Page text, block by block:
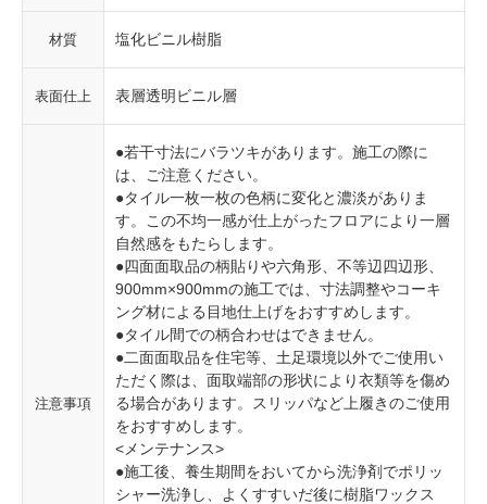
材質 塩化ビニル樹脂
表面仕上 表層透明ビニル層
注意事項
●若干寸法にバラツキがあります。施工の際に
は、ご注意ください。
●タイル一枚一枚の色柄に変化と濃淡がありま
す。この不均一感が仕上がったフロアにより一層
自然感をもたらします。
●四面面取品の柄貼りや六角形、不等辺四辺形、
900mm×900mmの施工では、寸法調整やコーキ
ング材による目地仕上げをおすすめします。
●タイル間での柄合わせはできません。
●二面面取品を住宅等、土足環境以外でご使用い
ただく際は、面取端部の形状により衣類等を傷め
る場合があります。スリッパなど上履きのご使用
をおすすめします。
<メンテナンス>
●施工後、養生期間をおいてから洗浄剤でポリッ
シャー洗浄し、よくすすいだ後に樹脂ワックス